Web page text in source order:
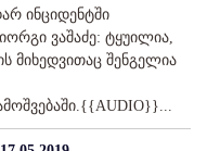
ინციდენტში
ვაშაძე: ტყუილია,
მიხედვითაც შენგელია